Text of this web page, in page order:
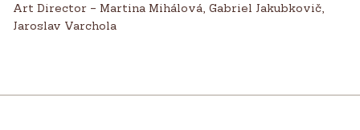
Art Director – Martina Mihálová, Gabriel Jakubkovič,
Jaroslav Varchola